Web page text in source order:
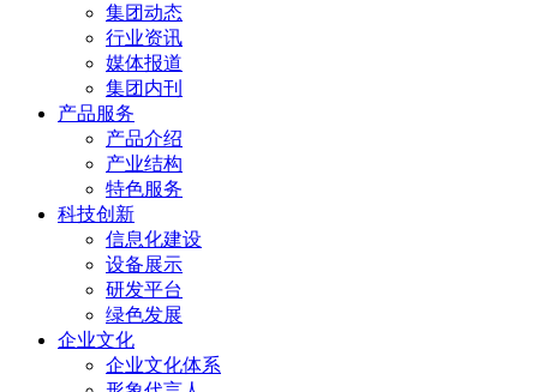
集团动态
行业资讯
媒体报道
集团内刊
产品服务
产品介绍
产业结构
特色服务
科技创新
信息化建设
设备展示
研发平台
绿色发展
企业文化
企业文化体系